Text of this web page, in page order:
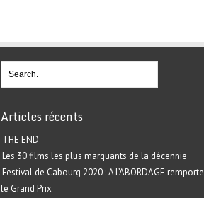
Articles récents
THE END
Les 30 films les plus marquants de la décennie
Festival de Cabourg 2020 : A L’ABORDAGE remporte
le Grand Prix